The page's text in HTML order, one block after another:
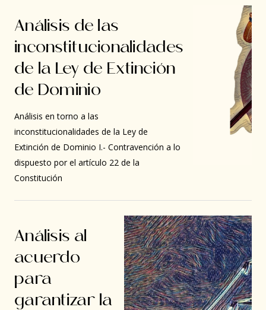
Análisis de las
inconstitucionalidades
de la Ley de Extinción
de Dominio
Análisis en torno a las
inconstitucionalidades de la Ley de
Extinción de Dominio I.- Contravención a lo
dispuesto por el artículo 22 de la
Constitución
Análisis al
acuerdo
para
garantizar la